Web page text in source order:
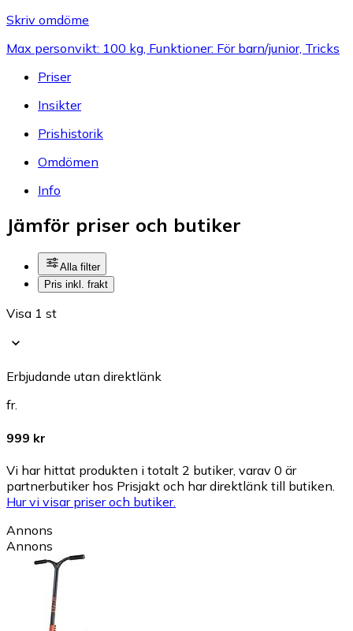
Skriv omdöme
Max personvikt: 100 kg, Funktioner: För barn/junior, Tricks
Priser
Insikter
Prishistorik
Omdömen
Info
Jämför priser och butiker
Alla filter
Pris inkl. frakt
Visa 1 st
Erbjudande utan direktlänk
fr.
999 kr
Vi har hittat produkten i totalt 2 butiker, varav 0 är
partnerbutiker hos Prisjakt och har direktlänk till butiken.
Hur vi visar priser och butiker.
Annons
Annons